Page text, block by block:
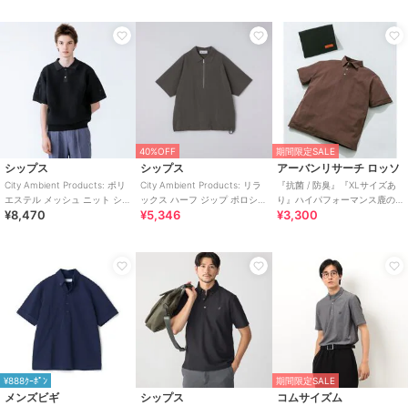
シップス
City Ambient Products: ポリ
エステル メッシュ ニット ショ
ートスリーブ ポロ
¥8,470
40%OFF
シップス
City Ambient Products: リラ
ックス ハーフ ジップ ポロシャ
ツ
¥5,346
期間限定SALE
アーバンリサーチ ロッソ
『抗菌 / 防臭』『XLサイズあ
り』ハイパフォーマンス鹿の
子ポロシャツ
¥3,300
¥888ｸｰﾎﾟﾝ
メンズビギ シップス
期間限定SALE
コムサイズム